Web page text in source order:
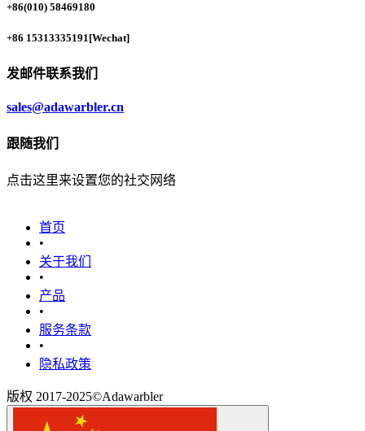
+86(010) 58469180
+86 15313335191[Wechat]
发邮件联系我们
sales@adawarbler.cn
跟随我们
点击这里来设置您的社交网络
首页
•
关于我们
•
产品
•
‎服务条款‎
•
隐私政策
版权 2017-2025©Adawarbler